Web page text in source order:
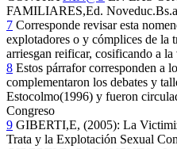
FAMILIARES,Ed.
7 Corresponde revisar esta
explotadores o y cómplices de la
arriesgan reificar, cosificando a la
8 Estos párrafor corresponden a
complementaron los debates y
Estocolmo(1996) y fueron
Congreso
9 GIBERTI,E, (2005): La
Trata y la Explotación Sexual